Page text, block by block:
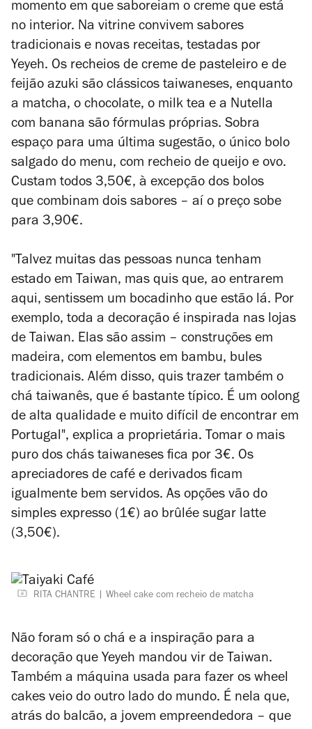
momento em que saboreiam o creme que está
no interior. Na vitrine convivem sabores
tradicionais e novas receitas, testadas por
Yeyeh. Os recheios de creme de pasteleiro e de
feijão azuki são clássicos taiwaneses, enquanto
a matcha, o chocolate, o milk tea e a Nutella
com banana são fórmulas próprias. Sobra
espaço para uma última sugestão, o único bolo
salgado do menu, com recheio de queijo e ovo.
Custam todos 3,50€, à excepção dos bolos
que combinam dois sabores – aí o preço sobe
para 3,90€.
"Talvez muitas das pessoas nunca tenham
estado em Taiwan, mas quis que, ao entrarem
aqui, sentissem um bocadinho que estão lá. Por
exemplo, toda a decoração é inspirada nas lojas
de Taiwan. Elas são assim – construções em
madeira, com elementos em bambu, bules
tradicionais. Além disso, quis trazer também o
chá taiwanês, que é bastante típico. É um oolong
de alta qualidade e muito difícil de encontrar em
Portugal", explica a proprietária. Tomar o mais
puro dos chás taiwaneses fica por 3€. Os
apreciadores de café e derivados ficam
igualmente bem servidos. As opções vão do
simples expresso (1€) ao brûlée sugar latte
(3,50€).
RITA CHANTRE Wheel cake com recheio de matcha
Não foram só o chá e a inspiração para a
decoração que Yeyeh mandou vir de Taiwan.
Também a máquina usada para fazer os wheel
cakes veio do outro lado do mundo. É nela que,
atrás do balcão, a jovem empreendedora – que